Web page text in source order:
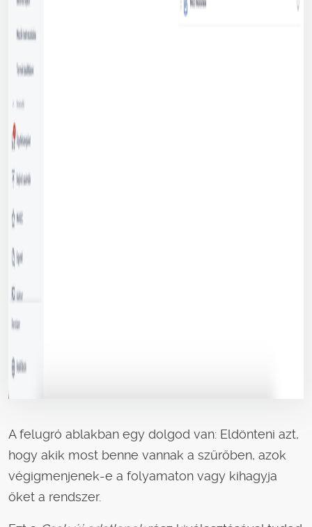
A felugró ablakban egy dolgod van: Eldönteni azt,
hogy akik most benne vannak a szűrőben, azok
végigmenjenek-e a folyamaton vagy kihagyja
őket a rendszer.